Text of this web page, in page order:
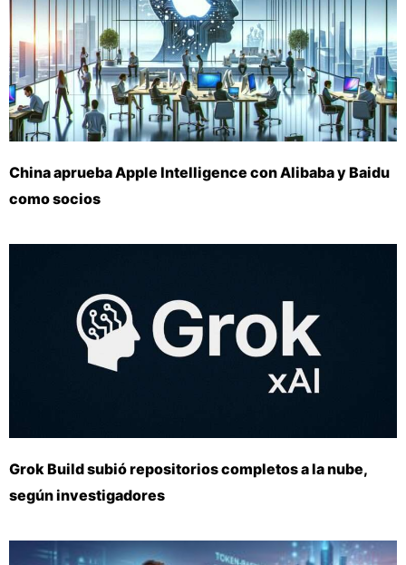
China aprueba Apple Intelligence con Alibaba y Baidu
como socios
Grok Build subió repositorios completos a la nube,
según investigadores